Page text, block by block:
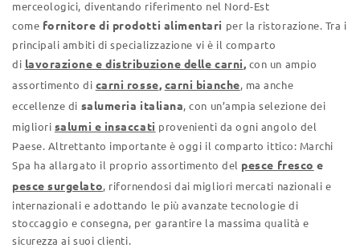
merceologici, diventando riferimento nel Nord-Est
come fornitore di prodotti alimentari per la ristorazione. Tra i
principali ambiti di specializzazione vi è il comparto
di lavorazione e distribuzione delle carni, con un ampio
assortimento di carni rosse, carni bianche, ma anche
eccellenze di salumeria italiana, con un’ampia selezione dei
migliori salumi e insaccati provenienti da ogni angolo del
Paese. Altrettanto importante è oggi il comparto ittico: Marchi
Spa ha allargato il proprio assortimento del pesce fresco e
pesce surgelato, rifornendosi dai migliori mercati nazionali e
internazionali e adottando le più avanzate tecnologie di
stoccaggio e consegna, per garantire la massima qualità e
sicurezza ai suoi clienti.